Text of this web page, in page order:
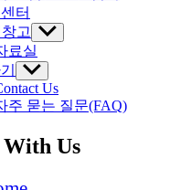
터
고
Show
sub
menu
료실
Show
sub
menu
Us
주 묻는 질문(FAQ)
With Us